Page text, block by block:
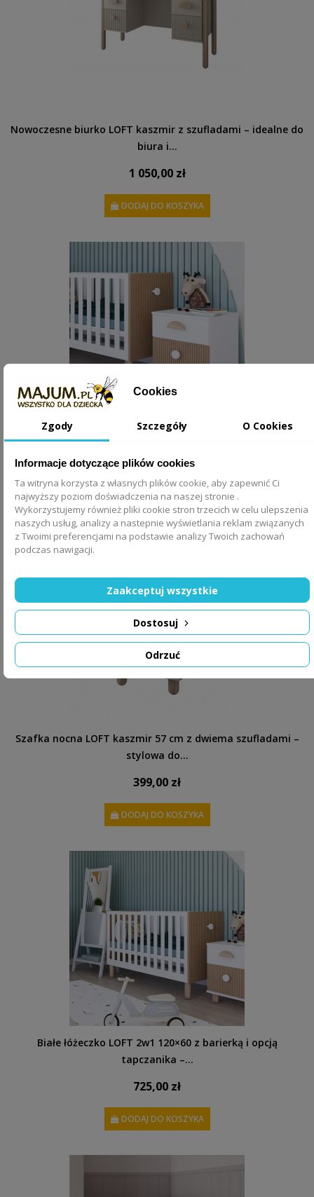
Nowoczesne biurko LOFT kaszmir z szufladami – idealne do
biura i...
1 050,00 zł
DODAJ DO KOSZYKA
Szafka nocna LOFT biała 57 cm z dwiema szufladami –
399,00 zł
DODAJ DO KOSZYKA
Szafka nocna LOFT kaszmir 57 cm z dwiema szufladami –
stylowa do...
399,00 zł
DODAJ DO KOSZYKA
Białe łóżeczko LOFT 2w1 120×60 z barierką i opcją
tapczanika –...
725,00 zł
DODAJ DO KOSZYKA
Cookies
Zgody Szczegóły O Cookies
Informacje dotyczące plików cookies
Ta witryna korzysta z własnych plików cookie, aby zapewnić Ci
najwyższy poziom doświadczenia na naszej stronie .
Wykorzystujemy również pliki cookie stron trzecich w celu ulepszenia
naszych usług, analizy a nastepnie wyświetlania reklam związanych
z Twoimi preferencjami na podstawie analizy Twoich zachowań
podczas nawigacji.
Odrzuć
Dostosuj
Zaakceptuj wszystkie